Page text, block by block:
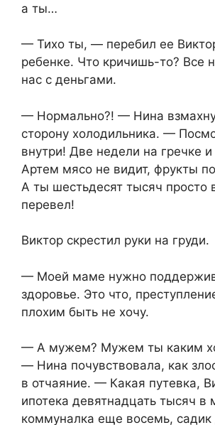
а ты…
— Тихо ты, — перебил ее
ребенке. Что кричишь-то? Все
нас с деньгами.
— Нормально?! — Нина
сторону холодильника. —
внутри! Две недели на гречке
Артем мясо не видит, фрукты
А ты шестьдесят тысяч просто
перевел!
Виктор скрестил руки на груди.
— Моей маме нужно
здоровье. Это что,
плохим быть не хочу.
— А мужем? Мужем ты каким
— Нина почувствовала, как
в отчаяние. — Какая путевка,
ипотека девятнадцать тысяч в
коммуналка еще восемь, садик